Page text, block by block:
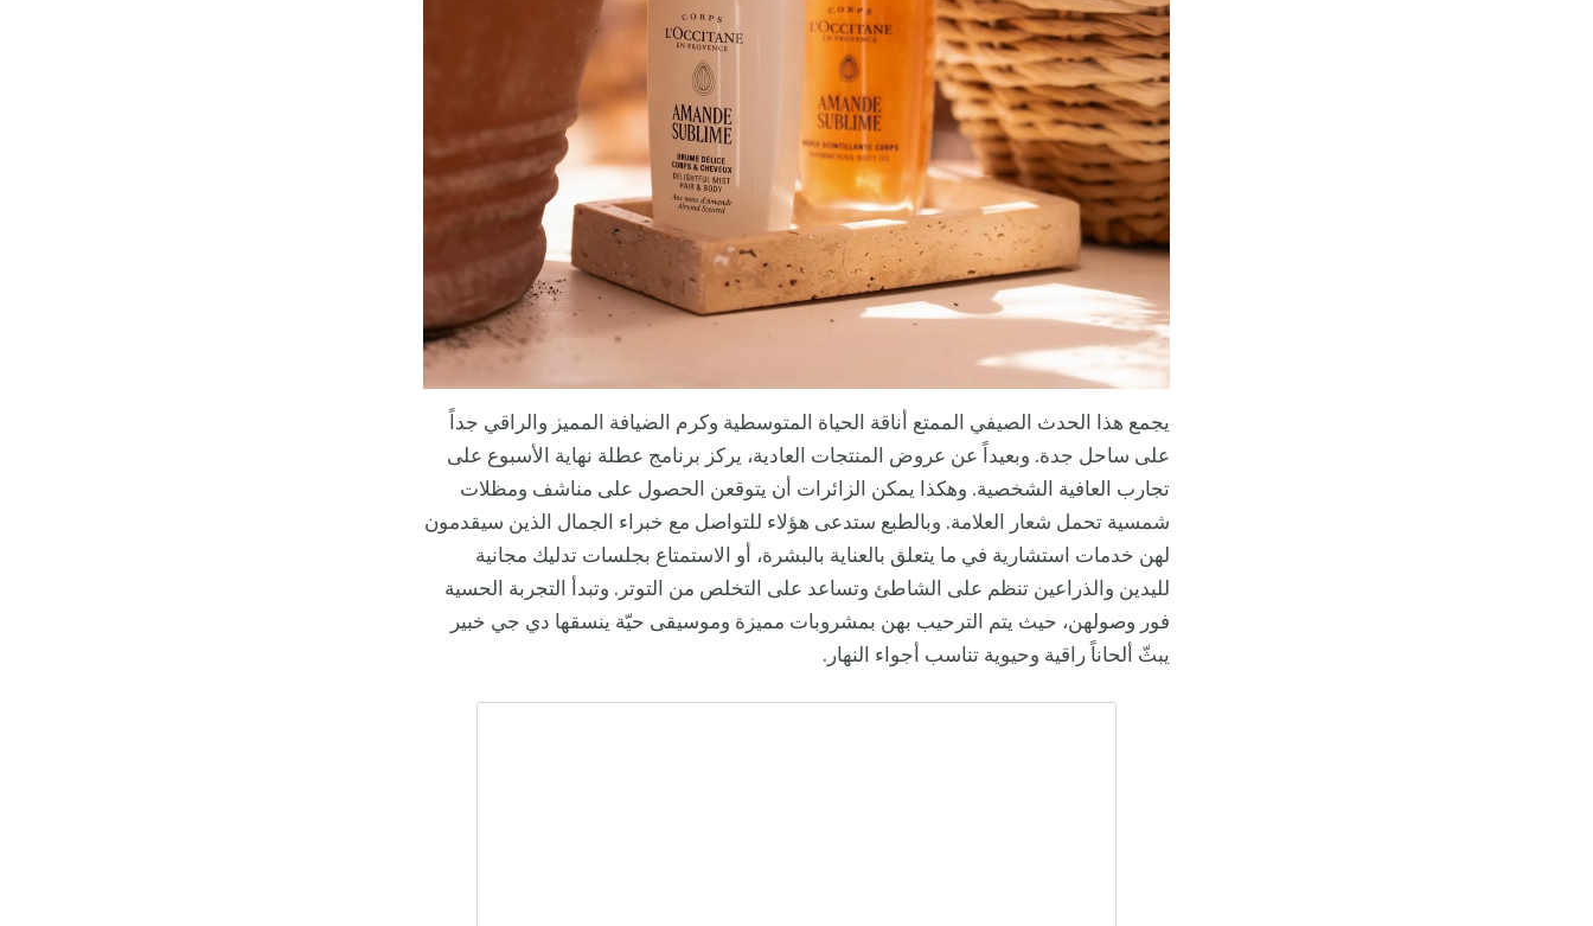
يجمع هذا الحدث الصيفي الممتع أناقة الحياة المتوسطية وكرم الضيافة المميز والراقي جداً
على ساحل جدة. وبعيداً عن عروض المنتجات العادية، يركز برنامج عطلة نهاية الأسبوع على
تجارب العافية الشخصية. وهكذا يمكن الزائرات أن يتوقعن الحصول على مناشف ومظلات
شمسية تحمل شعار العلامة. وبالطبع ستدعى هؤلاء للتواصل مع خبراء الجمال الذين سيقدمون
لهن خدمات استشارية في ما يتعلق بالعناية بالبشرة، أو الاستمتاع بجلسات تدليك مجانية
لليدين والذراعين تنظم على الشاطئ وتساعد على التخلص من التوتر. وتبدأ التجربة الحسية
فور وصولهن، حيث يتم الترحيب بهن بمشروبات مميزة وموسيقى حيّة ينسقها دي جي خبير
يبثّ ألحاناً راقية وحيوية تناسب أجواء النهار.